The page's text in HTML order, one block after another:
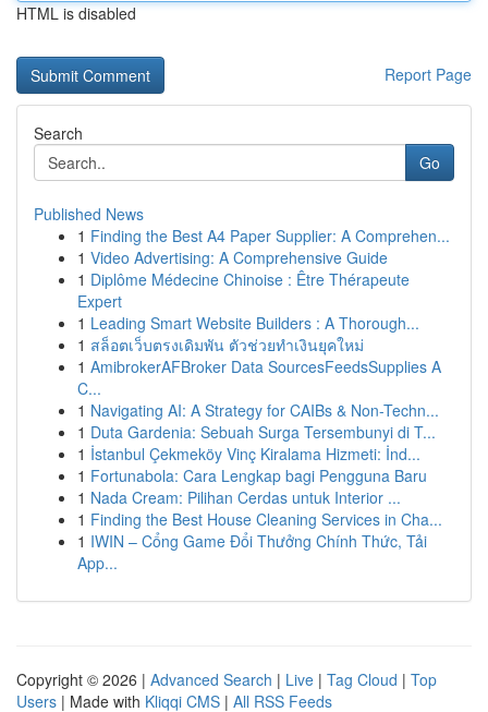
HTML is disabled
Report Page
Search
Go
Published News
1 Finding the Best A4 Paper Supplier: A Comprehen...
1 Video Advertising: A Comprehensive Guide
1 Diplôme Médecine Chinoise : Être Thérapeute
Expert
1 Leading Smart Website Builders : A Thorough...
1 สล็อตเว็บตรงเดิมพัน ตัวช่วยทำเงินยุคใหม่
1 AmibrokerAFBroker Data SourcesFeedsSupplies A
C...
1 Navigating AI: A Strategy for CAIBs & Non-Techn...
1 Duta Gardenia: Sebuah Surga Tersembunyi di T...
1 İstanbul Çekmeköy Vinç Kiralama Hizmeti: İnd...
1 Fortunabola: Cara Lengkap bagi Pengguna Baru
1 Nada Cream: Pilihan Cerdas untuk Interior ...
1 Finding the Best House Cleaning Services in Cha...
1 IWIN – Cổng Game Đổi Thưởng Chính Thức, Tải
App...
Copyright © 2026 | Advanced Search | Live | Tag Cloud | Top
Users | Made with Kliqqi CMS | All RSS Feeds